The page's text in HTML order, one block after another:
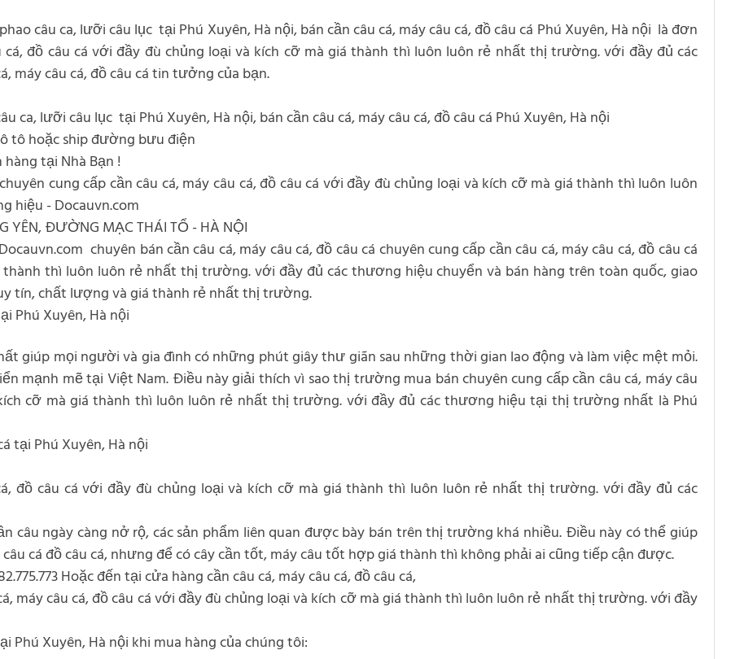
câu ca, lưỡi câu lục tại Phú Xuyên, Hà nội, bán cần câu cá, máy câu cá, đồ câu cá Phú Xuyên, Hà nội là đơn
cá, đồ câu cá với đầy đù chủng loại và kích cỡ mà giá thành thì luôn luôn rẻ nhất thị trường. với đầy đủ các
máy câu cá, đồ câu cá tin tưởng của bạn.
ca, lưỡi câu lục tại Phú Xuyên, Hà nội, bán cần câu cá, máy câu cá, đồ câu cá Phú Xuyên, Hà nội
tô hoặc ship đường bưu điện
tại Nhà Bạn !
cung cấp cần câu cá, máy câu cá, đồ câu cá với đầy đù chủng loại và kích cỡ mà giá thành thì luôn luôn
hiệu - Docauvn.com
YÊN, ĐƯỜNG MẠC THÁI TỔ - HÀ NỘI
chuyên bán cần câu cá, máy câu cá, đồ câu cá chuyên cung cấp cần câu cá, máy câu cá, đồ câu cá
thì luôn luôn rẻ nhất thị trường. với đầy đủ các thương hiệu chuyển và bán hàng trên toàn quốc, giao
tín, chất lượng và giá thành rẻ nhất thị trường.
Phú Xuyên, Hà nội
giúp mọi người và gia đình có những phút giây thư giãn sau những thời gian lao động và làm việc mệt mỏi.
mạnh mẽ tại Việt Nam. Điều này giải thích vì sao thị trường mua bán chuyên cung cấp cần câu cá, máy câu
cỡ mà giá thành thì luôn luôn rẻ nhất thị trường. với đầy đủ các thương hiệu tại thị trường nhất là Phú
tại Phú Xuyên, Hà nội
đồ câu cá với đầy đù chủng loại và kích cỡ mà giá thành thì luôn luôn rẻ nhất thị trường. với đầy đủ các
câu ngày càng nở rộ, các sản phẩm liên quan được bày bán trên thị trường khá nhiều. Điều này có thể giúp
cá đồ câu cá, nhưng để có cây cần tốt, máy câu tốt hợp giá thành thì không phải ai cũng tiếp cận được.
Hoặc đến tại cửa hàng cần câu cá, máy câu cá, đồ câu cá,
máy câu cá, đồ câu cá với đầy đù chủng loại và kích cỡ mà giá thành thì luôn luôn rẻ nhất thị trường. với đầy
Phú Xuyên, Hà nội khi mua hàng của chúng tôi: